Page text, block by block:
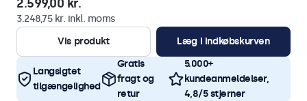
2.599,00 kr.
3.248,75 kr. inkl. moms
Vis produkt
Læg i indkøbskurven
Langsigtet
tilgængelighed
Gratis
fragt og
retur
5.000+
kundeanmeldelser,
4,8/5 stjerner